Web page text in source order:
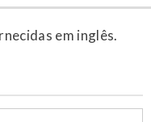
em inglês.